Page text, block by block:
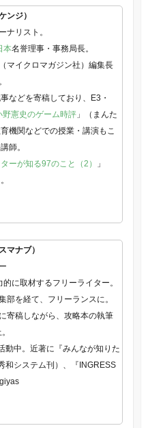
ンジ）
ナリスト。
本名誉理事・事務局長。
マイクロマガジン社）編集長
などを寄稿しており、E3・
野憲史のゲーム時評」（まんた
機関などでの授業・講演もこ
師。
ーが知る97のこと（2）
」
マナブ）
に取材するフリーライター。
部を経て、フリーランスに。
寄稿しながら、攻略本の執筆
動中。近著に『みんなが知りた
和システム刊）、『INGRESS